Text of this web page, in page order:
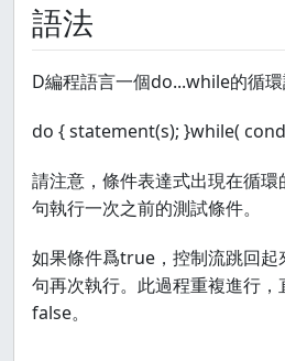
語法
D編程語言一個do...while的循環
do { statement(s); }while(
請注意，條件表達式出現在循
句執行一次之前的測試條件。
如果條件爲true，控制流跳回起
句再次執行。此過程重複進行，
false。